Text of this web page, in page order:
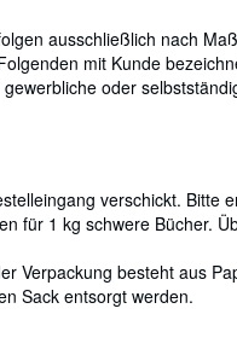
ausschließlich nach
mit Kunde
oder
verschickt.
für 1 kg schwere Bücher.
Verpackung besteht aus
Sack entsorgt werden.